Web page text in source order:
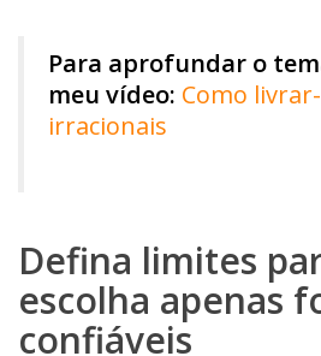
Para aprofundar o
meu vídeo: Como
irracionais
Defina limites
escolha apenas
confiáveis